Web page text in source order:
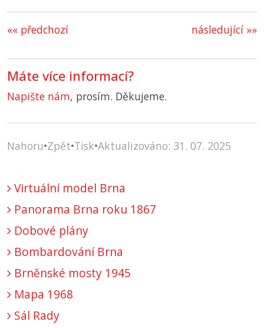
«« předchozí následující »»
Máte více informací?
Napište nám, prosím. Děkujeme.
Nahoru•Zpět•Tisk•Aktualizováno: 31. 07. 2025
Virtuální model Brna
Panorama Brna roku 1867
Dobové plány
Bombardování Brna
Brněnské mosty 1945
Mapa 1968
Sál Rady